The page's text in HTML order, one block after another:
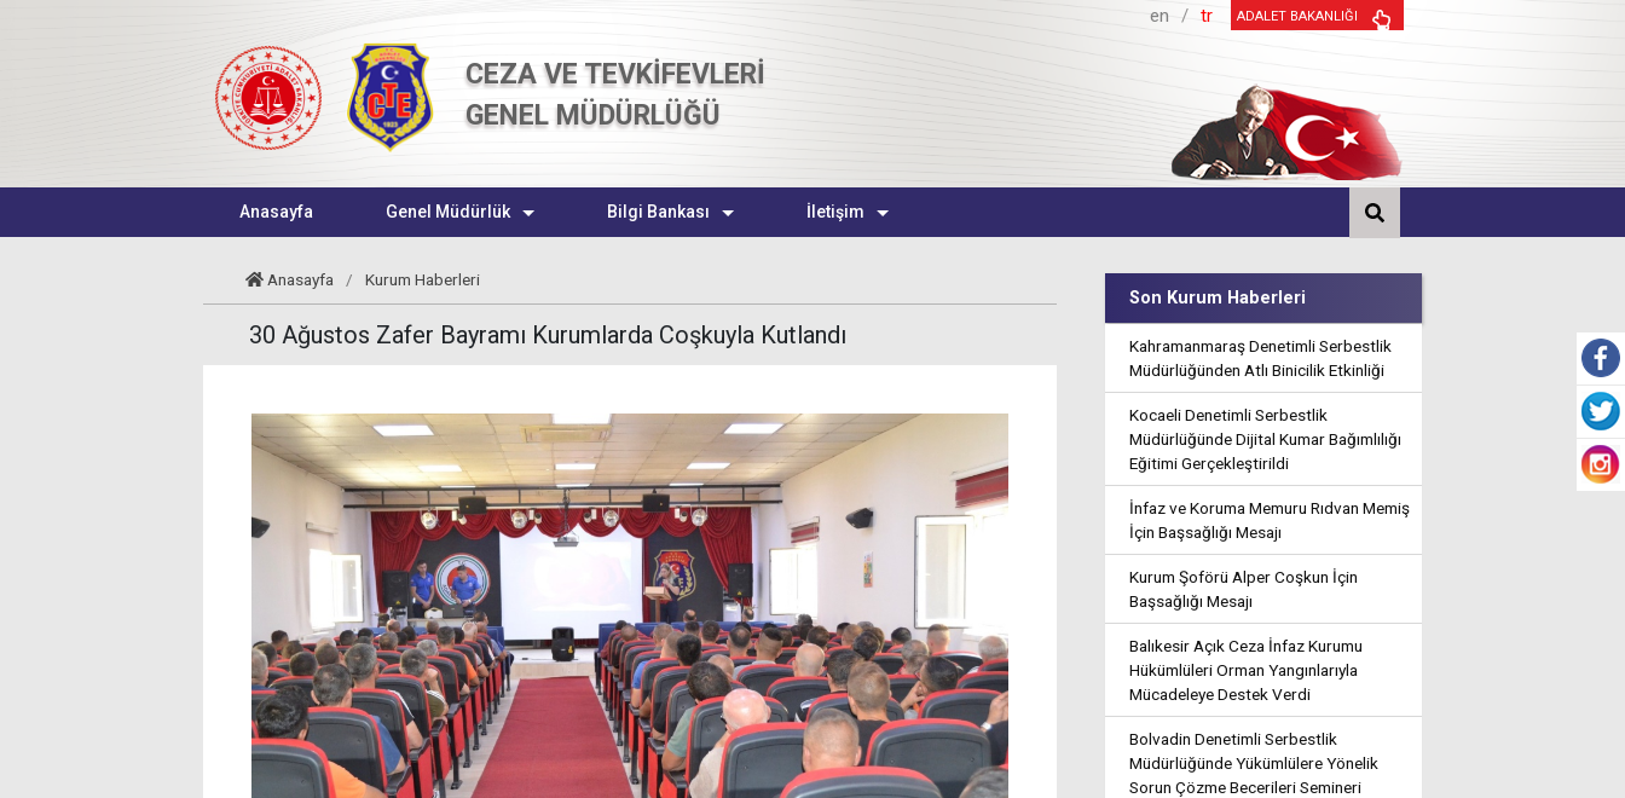
CEZA VE TEVKİFEVLERİ
GENEL MÜDÜRLÜĞÜ
en / tr ADALET BAKANLIĞI
Anasayfa Genel Müdürlük Bilgi Bankası İletişim
Anasayfa / Kurum Haberleri
30 Ağustos Zafer Bayramı Kurumlarda Coşkuyla Kutlandı
Son Kurum Haberleri
Kahramanmaraş Denetimli Serbestlik
Müdürlüğünden Atlı Binicilik Etkinliği
Kocaeli Denetimli Serbestlik
Müdürlüğünde Dijital Kumar Bağımlılığı
Eğitimi Gerçekleştirildi
İnfaz ve Koruma Memuru Rıdvan Memiş
İçin Başsağlığı Mesajı
Kurum Şoförü Alper Coşkun İçin
Başsağlığı Mesajı
Balıkesir Açık Ceza İnfaz Kurumu
Hükümlüleri Orman Yangınlarıyla
Mücadeleye Destek Verdi
Bolvadin Denetimli Serbestlik
Müdürlüğünde Yükümlülere Yönelik
Sorun Çözme Becerileri Semineri